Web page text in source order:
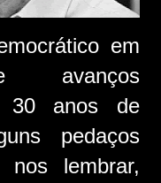
em
avanços
30 anos de
pedaços
nos lembrar,